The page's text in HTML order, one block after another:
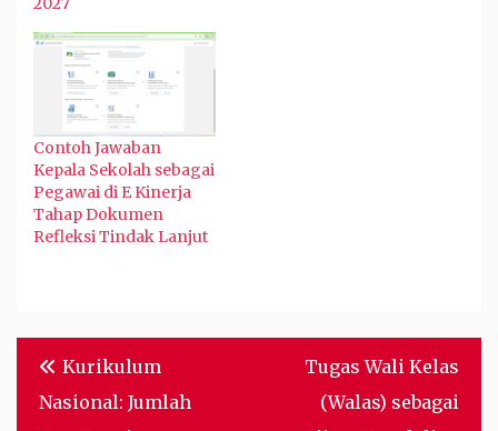
Contoh Jawaban
Kepala Sekolah sebagai
Pegawai di E Kinerja
Tahap Dokumen
Refleksi Tindak Lanjut
Post
navigation
Kurikulum
Nasional: Jumlah
Tugas Wali Kelas
(Walas) sebagai